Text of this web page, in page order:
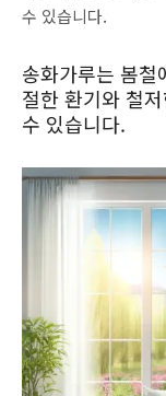
수 있습니다.
송화가루는 봄철
절한 환기와 철
수 있습니다.